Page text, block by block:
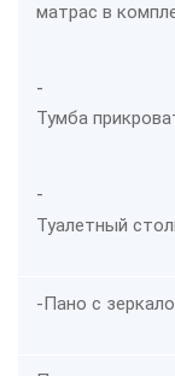
матрас в
-
Тумба
-
Туалетный
-Пано с